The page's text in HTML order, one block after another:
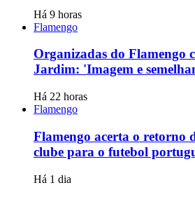
Há 9 horas
Flamengo
Organizadas do Flamengo
Jardim: 'Imagem e
Há 22 horas
Flamengo
Flamengo acerta o retorno
clube para o futebol
Há 1 dia